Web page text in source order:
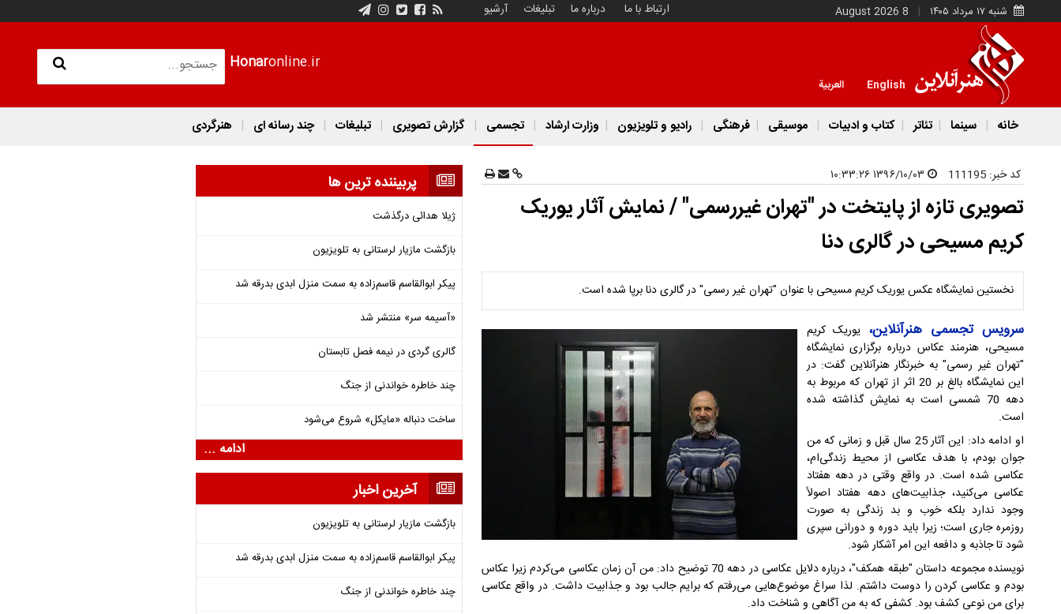
شنبه ۱۷ مرداد ۱۴۰۵ 8 August 2026 ارتباط با ما درباره ما تبلیغات آرشیو
Honaronline.ir
English العربية
خانه سینما تئاتر کتاب و ادبیات موسیقی فرهنگی رادیو و تلویزیون وزارت ارشاد تجسمی گزارش تصویری تبلیغات چند رسانه ای هنرگردی
کد خبر: 111195
تصویری تازه از پایتخت در "تهران غیررسمی" / نمایش آثار یوریک
کریم مسیحی در گالری دنا
نخستین نمایشگاه عکس یوریک کریم مسیحی با عنوان "تهران غیر رسمی" در گالری دنا برپا شده است.
سرویس تجسمی هنرآنلاین، یوریک کریم
مسیحی، هنرمند عکاس درباره برگزاری نمایشگاه
"تهران غیر رسمی" به خبرنگار هنرآنلاین گفت: در
این نمایشگاه بالغ بر 20 اثر از تهران که مربوط به
دهه 70 شمسی است به نمایش گذاشته شده
است.
او ادامه داد: این آثار 25 سال قبل و زمانی که من
جوان بودم، با هدف عکاسی از محیط زندگی‌ام،
عکاسی شده است. در واقع وقتی در دهه‌ هفتاد
عکاسی می‌کنید، جذابیت‌های دهه‌ هفتاد اصولاً
وجود ندارد بلکه خوب و بد زندگی به صورت
روزمره جاری است؛ زیرا باید دوره و دورانی سپری
شود تا جاذبه و دافعه‌ این امر آشکار شود.
نویسنده مجموعه داستان "طبقه همکف"، درباره دلایل عکاسی در دهه 70 توضیح داد: من آن زمان عکاسی می‌کردم زیرا عکاس
بودم و عکاسی کردن را دوست داشتم. لذا سراغ موضوع‌هایی می‌رفتم که برایم جالب بود و جذابیت داشت. در واقع عکاسی
برای من نوعی کشف بود. کشفی که به من آگاهی و شناخت داد.
پربیننده ترین ها
ژیلا هدائی درگذشت
بازگشت مازیار لرستانی به تلویزیون
پیکر ابوالقاسم قاسم‌زاده به سمت منزل ابدی بدرقه شد
«آسیمه سر» منتشر شد
گالری گردی در نیمه فصل تابستان
چند خاطره خواندنی از جنگ
ساخت دنباله «مایکل» شروع می‌شود
ادامه ...
آخرین اخبار
بازگشت مازیار لرستانی به تلویزیون
پیکر ابوالقاسم قاسم‌زاده به سمت منزل ابدی بدرقه شد
چند خاطره خواندنی از جنگ